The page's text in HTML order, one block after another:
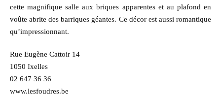
cette magnifique salle aux briques apparentes et au plafond en
voûte abrite des barriques géantes. Ce décor est aussi romantique
qu’impressionnant.
Rue Eugène Cattoir 14
1050 Ixelles
02 647 36 36
www.lesfoudres.be